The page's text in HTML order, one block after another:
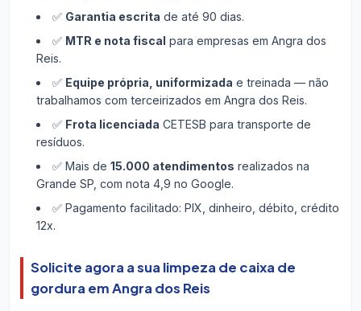
✅ Garantia escrita de até 90 dias.
✅ MTR e nota fiscal para empresas em Angra dos
Reis.
✅ Equipe própria, uniformizada e treinada — não
trabalhamos com terceirizados em Angra dos Reis.
✅ Frota licenciada CETESB para transporte de
resíduos.
✅ Mais de 15.000 atendimentos realizados na
Grande SP, com nota 4,9 no Google.
✅ Pagamento facilitado: PIX, dinheiro, débito, crédito
12x.
Solicite agora a sua limpeza de caixa de
gordura em Angra dos Reis